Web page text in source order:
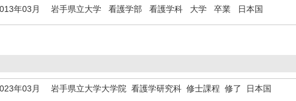
年03月 岩手県立大学 看護学部 看護学科 大学 卒業 日本国
年03月 岩手県立大学大学院 看護学研究科 修士課程 修了 日本国